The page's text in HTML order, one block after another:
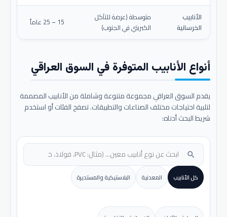
الأنابيب
الخرسانية
متوسطة (عرضة للتآكل
الكبريتي في الجنوب)
15 – 25 عاماً
أنواع الأنابيب المتوفرة في السوق العراقي
يقدم السوق العراقي مجموعة متنوعة وشاملة من الأنابيب المصممة
لتلبية احتياجات مختلف الصناعات والتطبيقات. تصفح الفئات أو استخدم
شريط البحث أدناه:
search
كل الأنابيب المعدنية البلاستيكية والمستديرة